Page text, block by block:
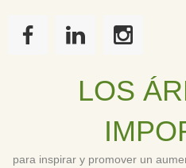
LOS Á
para inspirar y promover un